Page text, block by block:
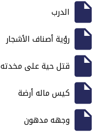
الدرب
رؤية أصناف الأشجار
قتل حية على مخدته
كيس ماله أرضة
وجهه مدهون